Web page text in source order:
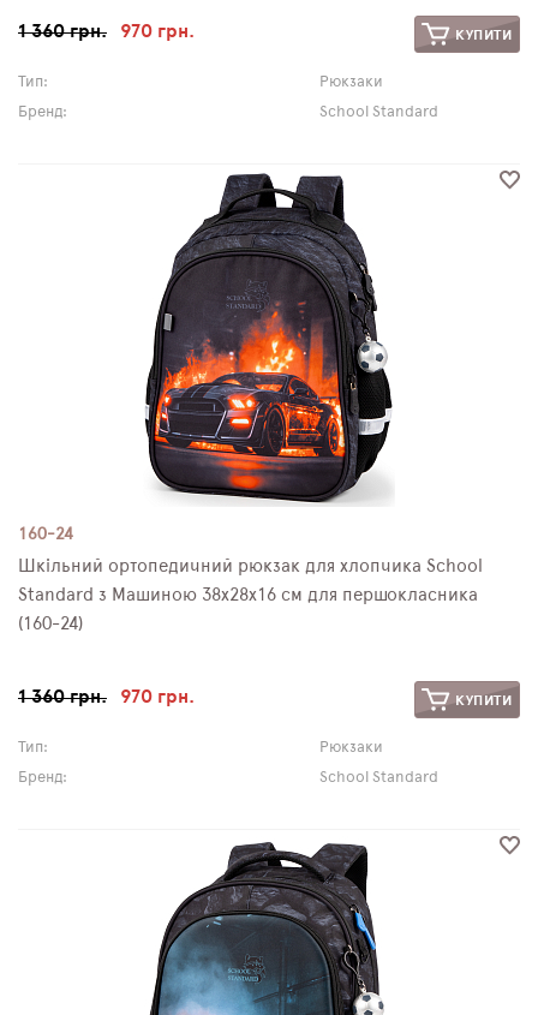
1 360 грн. 970 грн. КУПИТИ
Тип:
Рюкзаки
Бренд:
School Standard
160-24
Шкільний ортопедичний рюкзак для хлопчика School
Standard з Машиною 38х28х16 см для першокласника
(160-24)
1 360 грн. 970 грн. КУПИТИ
Тип:
Рюкзаки
Бренд:
School Standard